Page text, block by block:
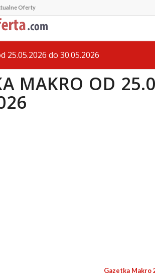
Oferty
25.05.2026 do 30.05.2026
MAKRO OD
Gazetka Makro